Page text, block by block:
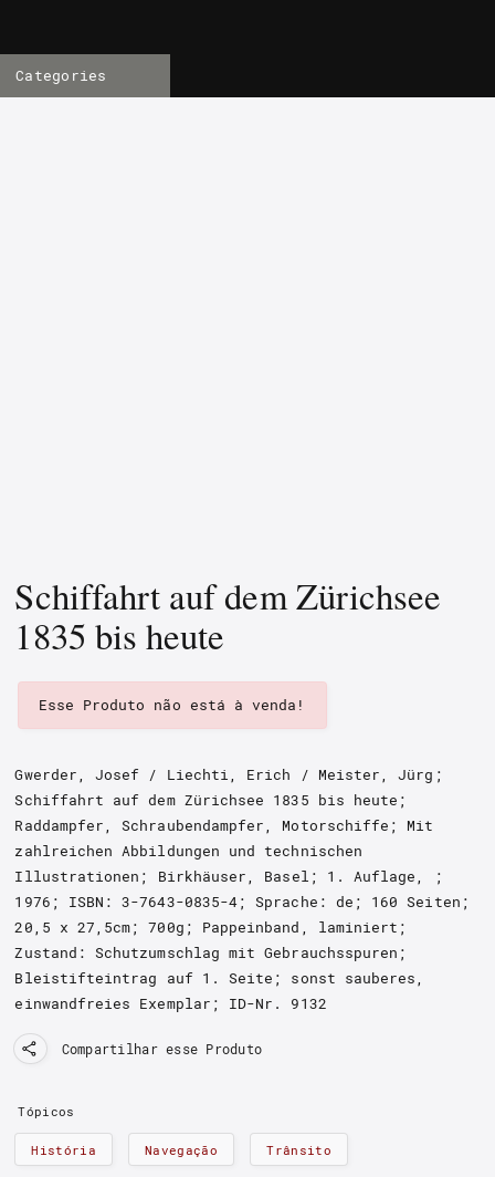
Categories
Schiffahrt auf dem Zürichsee
1835 bis heute
Esse Produto não está à venda!
Gwerder, Josef / Liechti, Erich / Meister, Jürg;
Schiffahrt auf dem Zürichsee 1835 bis heute;
Raddampfer, Schraubendampfer, Motorschiffe ; Mit
zahlreichen Abbildungen und technischen
Illustrationen ; Birkhäuser, Basel ; 1. Auflage, ;
1976; ISBN:3-7643-0835-4; Sprache: de; 160 Seiten;
20,5 x 27,5cm; 700g; Pappeinband, laminiert;
Zustand: Schutzumschlag mit Gebrauchsspuren;
Bleistifteintrag auf 1. Seite; sonst sauberes,
einwandfreies Exemplar ; ID-Nr. 9132
Compartilhar esse Produto
Tópicos
História Navegação Trânsito